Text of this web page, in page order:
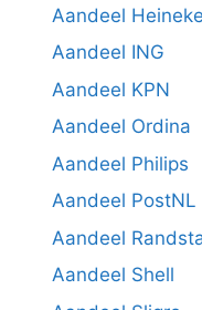
Aandeel
Aandeel ING
Aandeel KPN
Aandeel Ordina
Aandeel Philips
Aandeel PostNL
Aandeel
Aandeel Shell